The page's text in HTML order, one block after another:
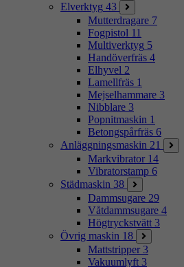
Elverktyg 43
Mutterdragare 7
Fogpistol 11
Multiverktyg 5
Handöverfräs 4
Elhyvel 2
Lamellfräs 1
Mejselhammare 3
Nibblare 3
Popnitmaskin 1
Betongspårfräs 6
Anläggningsmaskin 21
Markvibrator 14
Vibratorstamp 6
Städmaskin 38
Dammsugare 29
Våtdammsugare 4
Högtryckstvätt 3
Övrig maskin 18
Mattstripper 3
Vakuumlyft 3